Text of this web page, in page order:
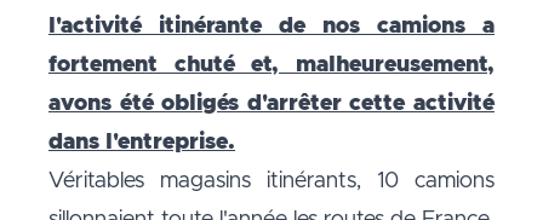
l'activité itinérante de nos camions a
fortement chuté et, malheureusement,
avons été obligés d'arrêter cette activité
dans l'entreprise.
Véritables magasins itinérants, 10 camions